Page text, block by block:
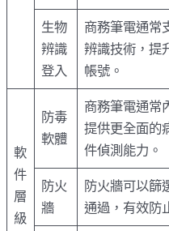
生物
辨識
登入
商務筆電通常
辨識技術，提
帳號。
軟
件
層
級
防毒
軟體
商務筆電通常
提供更全面的
件偵測能力。
防火
牆
防火牆可以篩
通過，有效防